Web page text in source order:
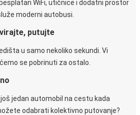
WiFi, utičnice i dodatni prostor
moderni autobusi.
putujte
u samo nekoliko sekundi. Vi
se pobrinuti za ostalo.
jedan automobil na cestu kada
odabrati kolektivno putovanje?